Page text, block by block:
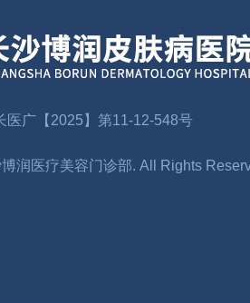
医广【2025】第11-12-548号
润医疗美容门诊部. All Rights